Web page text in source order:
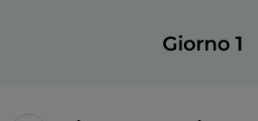
Giorno 1